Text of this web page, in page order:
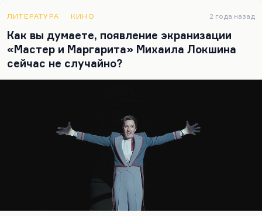
Но для меня настоящий Вознесенский начинается
с поэмы «Лед 69», которая Вирабову кажется
лучшим его текстом. Это очень фундаментальное
и глубокое…
ЛИТЕРАТУРА КИНО 2 года назад
Как вы думаете, появление экранизации
«Мастер и Маргарита» Михаила Локшина
сейчас не случайно?